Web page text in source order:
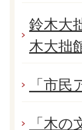
鈴木大
木大拙
「市民
「木